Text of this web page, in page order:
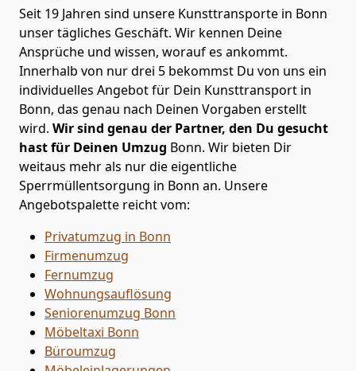
Seit 19 Jahren sind unsere Kunsttransporte in Bonn
unser tägliches Geschäft. Wir kennen Deine
Ansprüche und wissen, worauf es ankommt.
Innerhalb von nur drei 5 bekommst Du von uns ein
individuelles Angebot für Dein Kunsttransport in
Bonn, das genau nach Deinen Vorgaben erstellt
wird. Wir sind genau der Partner, den Du gesucht
hast für Deinen Umzug Bonn. Wir bieten Dir
weitaus mehr als nur die eigentliche
Sperrmüllentsorgung in Bonn an. Unsere
Angebotspalette reicht vom:
Privatumzug in Bonn
Firmenumzug
Fernumzug
Wohnungsauflösung
Seniorenumzug Bonn
Möbeltaxi Bonn
Büroumzug